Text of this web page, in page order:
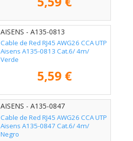
AISENS - A135-0813
Cable de Red RJ45 AWG26 CCA UTP
Aisens A135-0813 Cat.6/ 4m/
Verde
5,59 €
AISENS - A135-0847
Cable de Red RJ45 AWG26 CCA UTP
Aisens A135-0847 Cat.6/ 4m/
Negro